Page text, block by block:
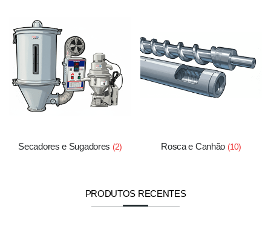
Secadores e Sugadores (2) Rosca e Canhão (10)
PRODUTOS RECENTES